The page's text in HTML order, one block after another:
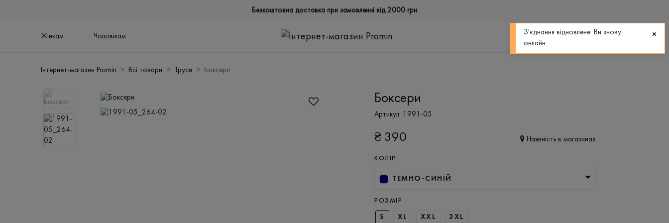
Безкоштовна доставка при замовленні від 2000 грн
Жінкам Чоловікам
0
Інтернет-магазин Promin Всі товари Труси Боксери
Боксери
Артикул: 1991-05
₴ 390 Наявність в магазинах
КОЛІР:
ТЕМНО-СИНІЙ
РОЗМІР
S XL XXL 3XL
З'єднання відновлене. Ви знову
онлайн.